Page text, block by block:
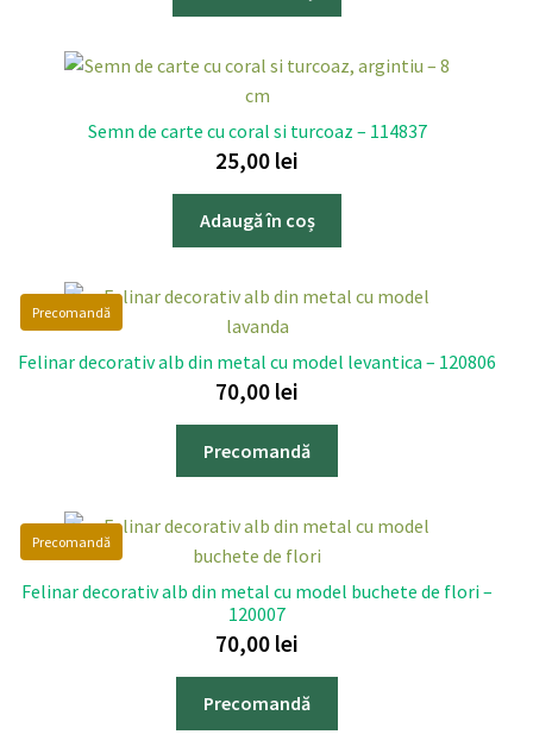
Semn de carte cu coral si turcoaz – 114837
25,00 lei
Adaugă în coș
Precomandă
Felinar decorativ alb din metal cu model levantica – 120806
70,00 lei
Precomandă
Precomandă
Felinar decorativ alb din metal cu model buchete de flori –
120007
70,00 lei
Precomandă